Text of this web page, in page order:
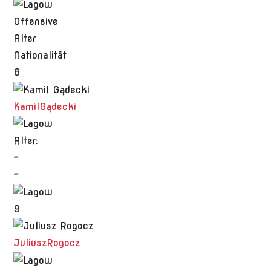
Offensive
Alter
Nationalität
6
KamilGądecki
Alter:
-
-
9
JuliuszRogocz